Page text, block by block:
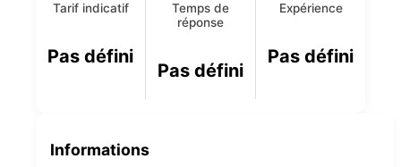
Tarif indicatif
Pas défini
Temps de
réponse
Pas défini
Expérience
Pas défini
Informations